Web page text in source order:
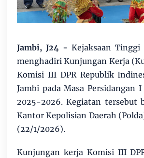
Jambi, J24 - Kejaksaan
menghadiri Kunjungan Kerja
Komisi III DPR Republik
Jambi pada Masa Persidangan
2025-2026. Kegiatan tersebut
Kantor Kepolisian Daerah
(22/1/2026).
Kunjungan kerja Komisi III